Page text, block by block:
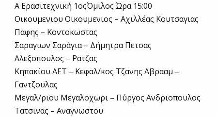
Α Ερασιτεχνική 1οςΌμιλος Ώρα 15:00
Οικουμενιου Οικουμενιος – Αχιλλέας Κουτσαγιας
Παφης – Κοντοκωστας
Σαραγιων Σαράγια – Δήμητρα Πετσας
Αλεξοπουλος – Ρατζας
Κηπακίου ΑΕΤ – Κεφαλ/κος Τζανης Αβρααμ –
Γαντζουλας
Μεγαλ/ριου Μεγαλοχωρι – Πύργος Ανδριοπουλος
Τατσινας – Αναγνωστου